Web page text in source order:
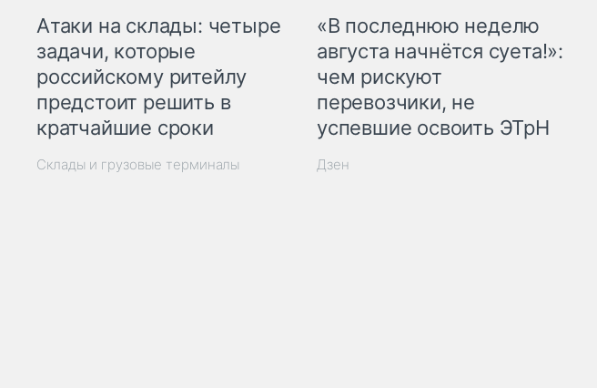
Атаки на склады: четыре
задачи, которые
российскому ритейлу
предстоит решить в
кратчайшие сроки
Склады и грузовые терминалы
«В последнюю неделю
августа начнётся суета!»:
чем рискуют
перевозчики, не
успевшие освоить ЭТрН
Дзен